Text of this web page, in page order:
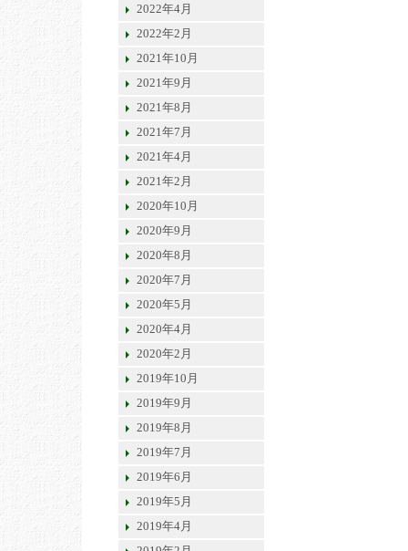
2022年4月
2022年2月
2021年10月
2021年9月
2021年8月
2021年7月
2021年4月
2021年2月
2020年10月
2020年9月
2020年8月
2020年7月
2020年5月
2020年4月
2020年2月
2019年10月
2019年9月
2019年8月
2019年7月
2019年6月
2019年5月
2019年4月